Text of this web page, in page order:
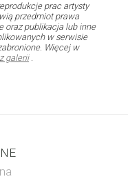
prac artysty
przedmiot prawa
oraz publikacja lub inne
w serwisie
Więcej w
galerii.